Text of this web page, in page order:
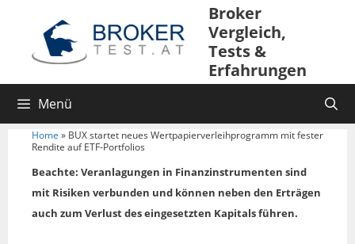
Broker
Vergleich,
Tests &
Erfahrungen
Menü
Home » BUX startet neues Wertpapierverleihprogramm mit fester
Rendite auf ETF-Portfolios
Beachte: Veranlagungen in Finanzinstrumenten sind
mit Risiken verbunden und können neben den Erträgen
auch zum Verlust des eingesetzten Kapitals führen.